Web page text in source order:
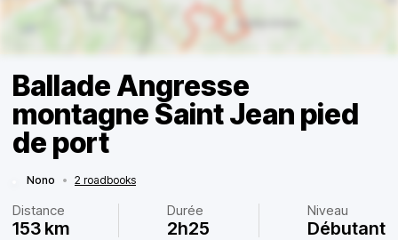
Ballade Angresse
montagne Saint Jean pied
de port
Nono • 2 roadbooks
Distance
153 km
Durée
2h25
Niveau
Débutant